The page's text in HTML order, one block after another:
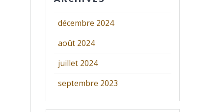
décembre 2024
août 2024
juillet 2024
septembre 2023